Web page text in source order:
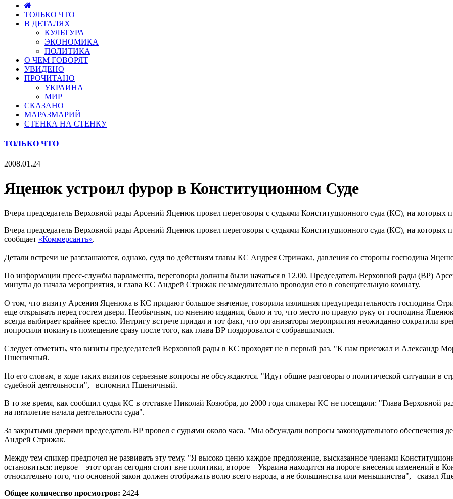
ТОЛЬКО ЧТО
В ДЕТАЛЯХ
КУЛЬТУРА
ЭКОНОМИКА
ПОЛИТИКА
О ЧЕМ ГОВОРЯТ
УВИДЕНО
ПРОЧИТАНО
УКРАИНА
МИР
СКАЗАНО
МАРАЗМАРИЙ
СТЕНКА НА СТЕНКУ
ТОЛЬКО ЧТО
2008.01.24
Яценюк устроил фурор в Конституционном Суде
Вчера председатель Верховной рады Арсений Яценюк провел переговоры с судьями Конституционного суда (КС), на которых
Вчера председатель Верховной рады Арсений Яценюк провел переговоры с судьями Конституционного суда (КС), на которых
сообщает «Коммерсантъ».
Детали встречи не разглашаются, однако, судя по действиям главы КС Андрея Стрижака, давления со стороны господина
По информации пресс-службы парламента, переговоры должны были начаться в 12.00. Председатель Верховной рады (ВР)
минуты до начала мероприятия, и глава КС Андрей Стрижак незамедлительно проводил его в совещательную комнату.
О том, что визиту Арсения Яценюка в КС придают большое значение, говорила излишняя предупредительность господина
еще открывать перед гостем двери. Необычным, по мнению издания, было и то, что место по правую руку от господина
всегда выбирает крайнее кресло. Интригу встрече придал и тот факт, что организаторы мероприятия неожиданно сократили
попросили покинуть помещение сразу после того, как глава ВР поздоровался с собравшимися.
Следует отметить, что визиты председателей Верховной рады в КС проходят не в первый раз. "К нам приезжал и Александр
Пшеничный.
По его словам, в ходе таких визитов серьезные вопросы не обсуждаются. "Идут общие разговоры о политической ситуации в
судебной деятельности",– вспомнил Пшеничный.
В то же время, как сообщил судья КС в отставке Николай Козюбра, до 2000 года спикеры КС не посещали: "Глава Верховной
на пятилетие начала деятельности суда".
За закрытыми дверями председатель ВР провел с судьями около часа. "Мы обсуждали вопросы законодательного обеспечения
Андрей Стрижак.
Между тем спикер предпочел не развивать эту тему. "Я высоко ценю каждое предложение, высказанное членами
остановиться: первое – этот орган сегодня стоит вне политики, второе – Украина находится на пороге внесения изменений
относительно того, что основной закон должен отображать волю всего народа, а не большинства или меньшинства",– сказал
Общее количество просмотров: 2424